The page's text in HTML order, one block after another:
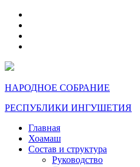
НАРОДНОЕ СОБРАНИЕ
РЕСПУБЛИКИ ИНГУШЕТИЯ
Главная
Хоамаш
Состав и структура
Руководство